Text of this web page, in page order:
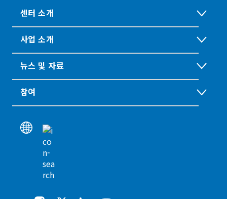
센터 소개
사업 소개
뉴스 및 자료
참여